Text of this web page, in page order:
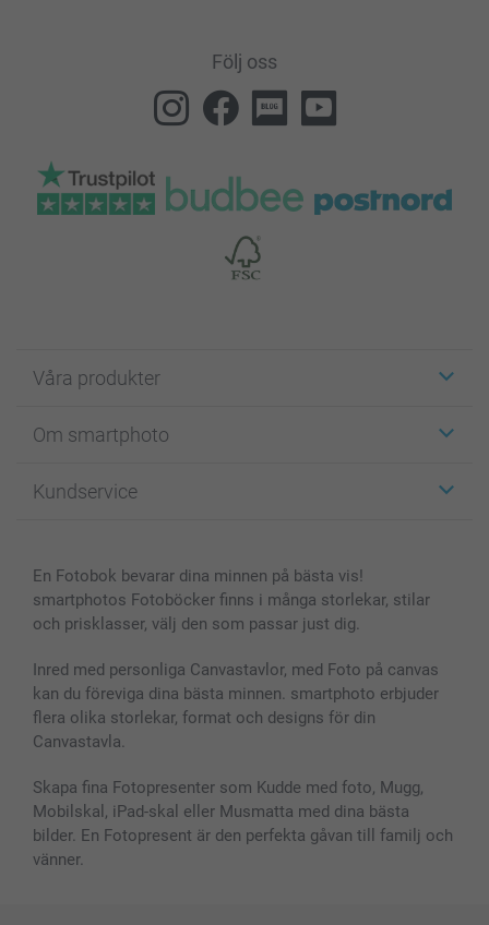
Följ oss
Våra produkter
Fotokort
Fotoböcker
Skal till Mobil & Surfplatta
MyNameBook
Fotoramar & Tillbehör
Presentkort
Alla fotoprodukter
Om smartphoto
För affiliates
Sitemap
Villkor och garantier
Kundservice
smartbonus
Priser & betalning
En Fotobok bevarar dina minnen på bästa vis!
smartphotos Fotoböcker finns i många storlekar, stilar
och prisklasser, välj den som passar just dig.
Inred med personliga Canvastavlor, med Foto på canvas
kan du föreviga dina bästa minnen. smartphoto erbjuder
flera olika storlekar, format och designs för din
Canvastavla.
Skapa fina Fotopresenter som Kudde med foto, Mugg,
Mobilskal, iPad-skal eller Musmatta med dina bästa
bilder. En Fotopresent är den perfekta gåvan till familj och
vänner.